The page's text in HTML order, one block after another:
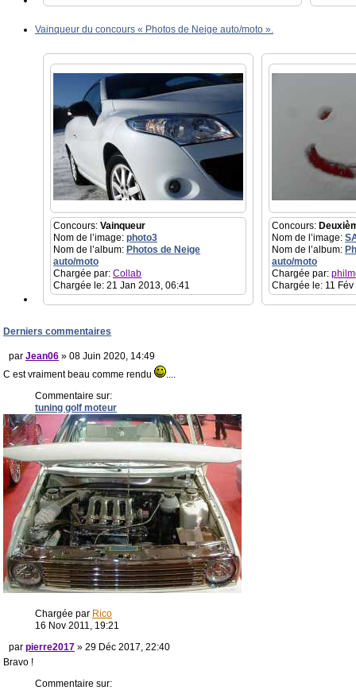
Vainqueur du concours « Photos de Neige auto/moto ».
Concours: Vainqueur
Nom de l’image: photo3
Nom de l’album: Photos de Neige
auto/moto
Chargée par: Collab
Chargée le: 21 Jan 2013, 06:41
Concours:
Nom de l’image:
Nom de l’album:
auto/moto
Chargée par:
Chargée le: 11
Derniers commentaires
par Jean06 » 08 Juin 2020, 14:49
C est vraiment beau comme rendu
....
Commentaire sur:
tuning golf moteur
Chargée par Rico
16 Nov 2011, 19:21
par pierre2017 » 29 Déc 2017, 22:40
Bravo !
Commentaire sur: